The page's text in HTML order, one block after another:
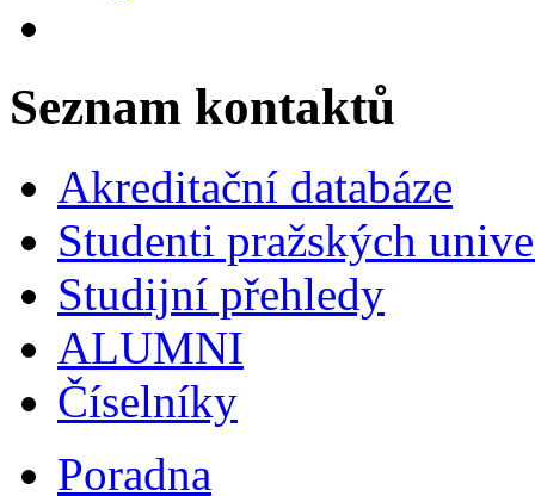
Seznam kontaktů
Akreditační databáze
Studenti pražských
Studijní přehledy
ALUMNI
Číselníky
Poradna